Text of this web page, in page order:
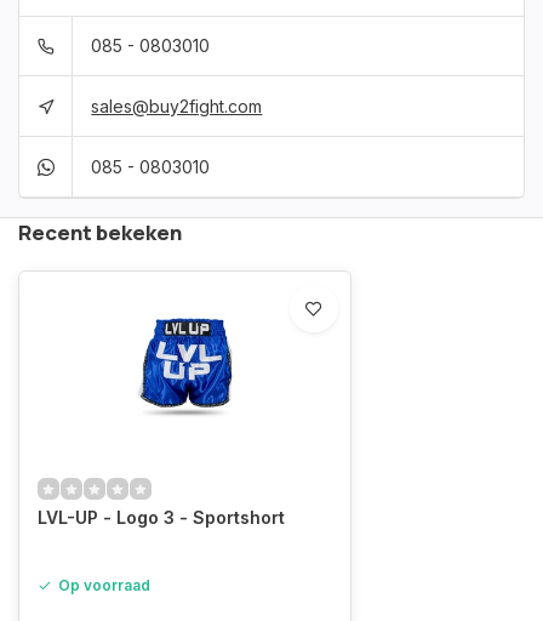
085 - 0803010
sales@buy2fight.com
085 - 0803010
Recent bekeken
LVL-UP - Logo 3 - Sportshort
Op voorraad